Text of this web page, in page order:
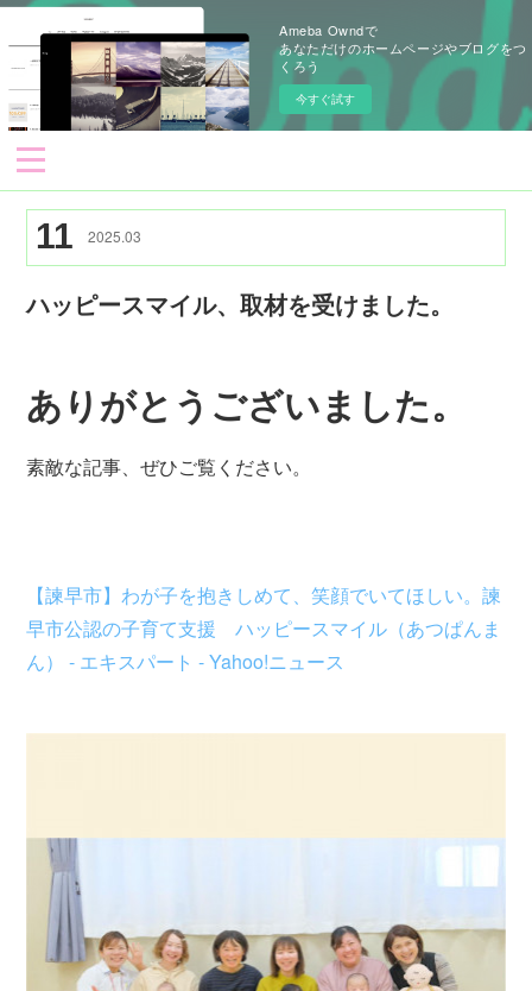
Ameba Owndで
あなただけのホームページやブログをつ
くろう
今すぐ試す
11 2025.03
ハッピースマイル、取材を受けました。
ありがとうございました。
素敵な記事、ぜひご覧ください。
【諫早市】わが子を抱きしめて、笑顔でいてほしい。諫
早市公認の子育て支援 ハッピースマイル（あつぱんま
ん） - エキスパート - Yahoo!ニュース